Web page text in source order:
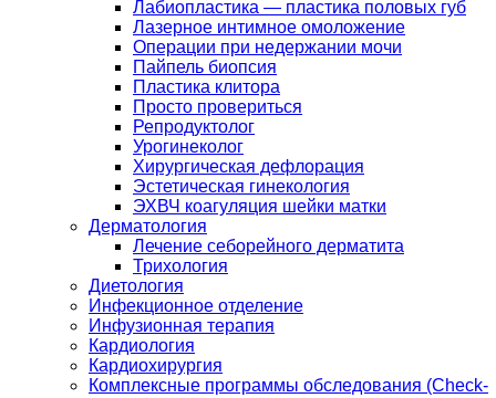
Лабиопластика — пластика половых губ
Лазерное интимное омоложение
Операции при недержании мочи
Пайпель биопсия
Пластика клитора
Просто провериться
Репродуктолог
Урогинеколог
Хирургическая дефлорация
Эстетическая гинекология
ЭХВЧ коагуляция шейки матки
Дерматология
Лечение себорейного дерматита
Трихология
Диетология
Инфекционное отделение
Инфузионная терапия
Кардиология
Кардиохирургия
Комплексные программы обследования (Check-